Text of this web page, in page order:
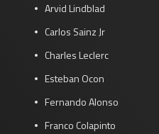
Arvid Lindblad
Carlos Sainz Jr
Charles Leclerc
Esteban Ocon
Fernando Alonso
Franco Colapinto